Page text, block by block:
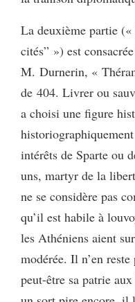
La deuxième partie
cités” ») est
M. Durnerin, «
de 404. Livrer ou
a choisi une figure
intérêts de Sparte ou
uns, martyr de la
ne se considère pas
qu’il est habile à
les Athéniens aient
modérée. Il n’en
peut-être sa patrie